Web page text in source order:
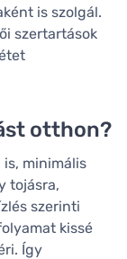
is szolgál.
szertartások
otthon?
minimális
tojásra,
szerinti
kissé
Így